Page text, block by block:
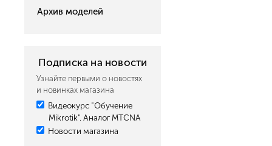
Архив моделей
Подписка на новости
Узнайте первыми о новостях
и новинках магазина
Видеокурс "Обучение
Mikrotik". Аналог MTCNA
Новости магазина